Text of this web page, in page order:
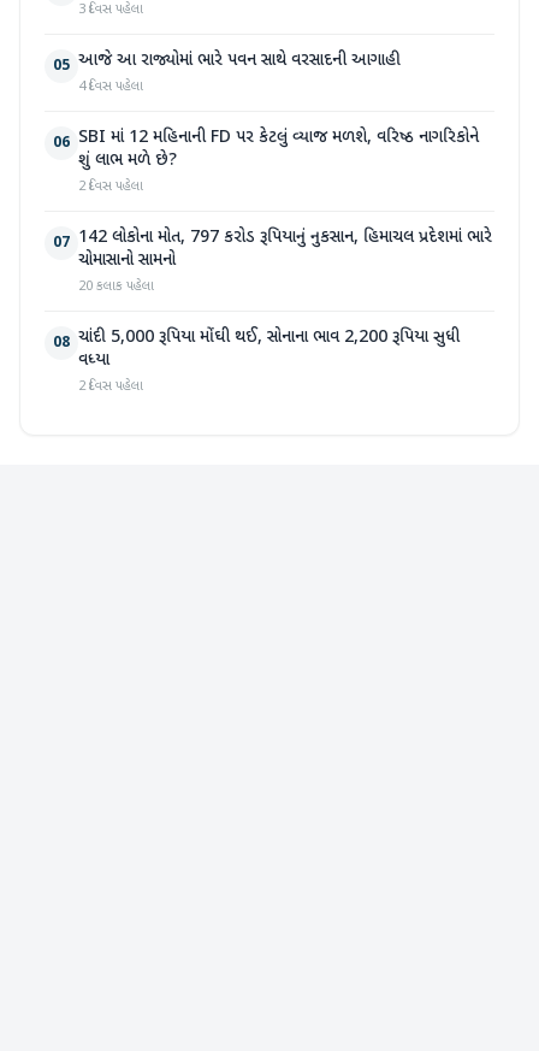
3 દિવસ પહેલા
05 આજે આ રાજ્યોમાં ભારે પવન સાથે વરસાદની આગાહી
4 દિવસ પહેલા
06 SBI માં 12 મહિનાની FD પર કેટલું વ્યાજ મળશે, વરિષ્ઠ નાગરિકોને
શું લાભ મળે છે?
2 દિવસ પહેલા
07 142 લોકોના મોત, 797 કરોડ રૂપિયાનું નુકસાન, હિમાચલ પ્રદેશમાં ભારે
ચોમાસાનો સામનો
20 કલાક પહેલા
08 ચાંદી 5,000 રૂપિયા મોંઘી થઈ, સોનાના ભાવ 2,200 રૂપિયા સુધી
વધ્યા
2 દિવસ પહેલા